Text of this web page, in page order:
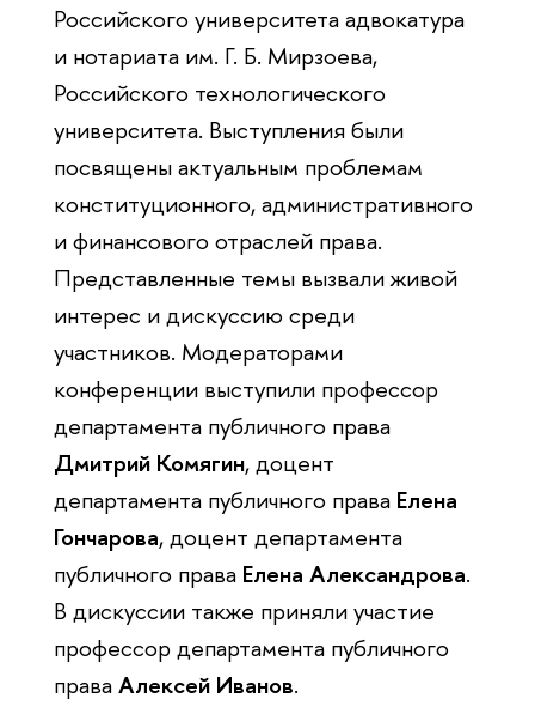
Российского университета адвокатура
и нотариата им. Г. Б. Мирзоева,
Российского технологического
университета. Выступления были
посвящены актуальным проблемам
конституционного, административного
и финансового отраслей права.
Представленные темы вызвали живой
интерес и дискуссию среди
участников. Модераторами
конференции выступили профессор
департамента публичного права
Дмитрий Комягин, доцент
департамента публичного права Елена
Гончарова, доцент департамента
публичного права Елена Александрова.
В дискуссии также приняли участие
профессор департамента публичного
праваАлексей Иванов.